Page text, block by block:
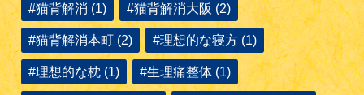
#猫背解消 (1) #猫背解消大阪 (2)
#猫背解消本町 (2) #理想的な寝方 (1)
#理想的な枕 (1) #生理痛整体 (1)